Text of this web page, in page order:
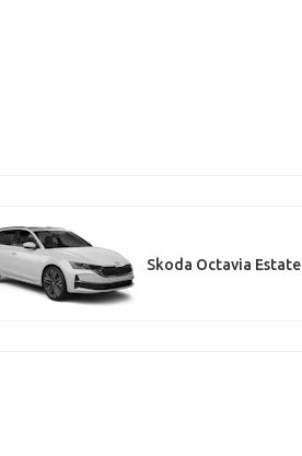
Skoda Octavia Estate